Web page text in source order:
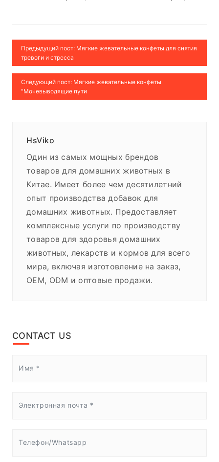
Предыдущий пост: Мягкие жевательные конфеты для снятия
тревоги и стресса
Следующий пост: Мягкие жевательные конфеты
"Мочевыводящие пути
HsViko
Один из самых мощных брендов
товаров для домашних животных в
Китае. Имеет более чем десятилетний
опыт производства добавок для
домашних животных. Предоставляет
комплексные услуги по производству
товаров для здоровья домашних
животных, лекарств и кормов для всего
мира, включая изготовление на заказ,
OEM, ODM и оптовые продажи.
CONTACT US